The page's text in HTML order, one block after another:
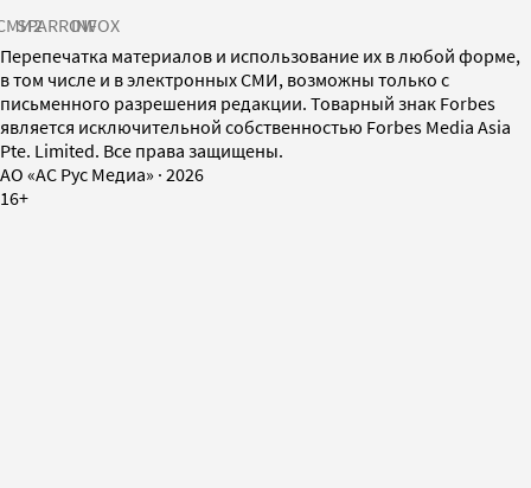
SPARROWINFOX
Перепечатка материалов и использование их в любой форме,
в том числе и в электронных СМИ, возможны только с
письменного разрешения редакции. Товарный знак Forbes
является исключительной собственностью Forbes Media Asia
Pte. Limited. Все права защищены.
AO «АС Рус Медиа» · 2026
16+